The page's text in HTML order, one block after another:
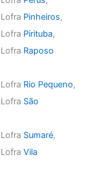
Pinheiros,
Pirituba,
Raposo
Rio Pequeno,
São
Sumaré,
LofraVila